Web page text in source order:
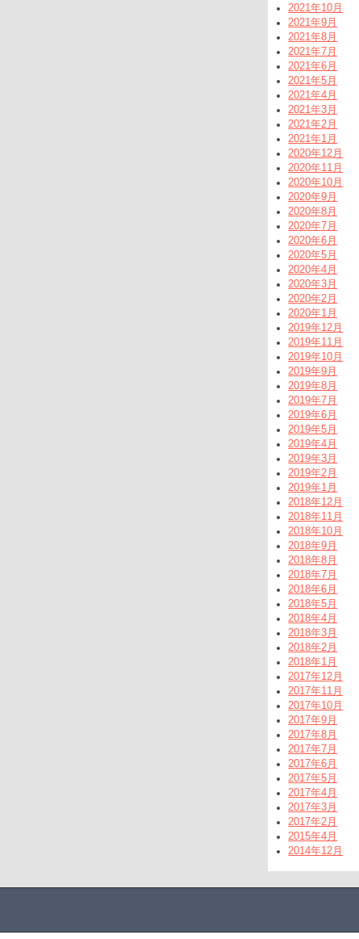
2021年10月
2021年9月
2021年8月
2021年7月
2021年6月
2021年5月
2021年4月
2021年3月
2021年2月
2021年1月
2020年12月
2020年11月
2020年10月
2020年9月
2020年8月
2020年7月
2020年6月
2020年5月
2020年4月
2020年3月
2020年2月
2020年1月
2019年12月
2019年11月
2019年10月
2019年9月
2019年8月
2019年7月
2019年6月
2019年5月
2019年4月
2019年3月
2019年2月
2019年1月
2018年12月
2018年11月
2018年10月
2018年9月
2018年8月
2018年7月
2018年6月
2018年5月
2018年4月
2018年3月
2018年2月
2018年1月
2017年12月
2017年11月
2017年10月
2017年9月
2017年8月
2017年7月
2017年6月
2017年5月
2017年4月
2017年3月
2017年2月
2015年4月
2014年12月